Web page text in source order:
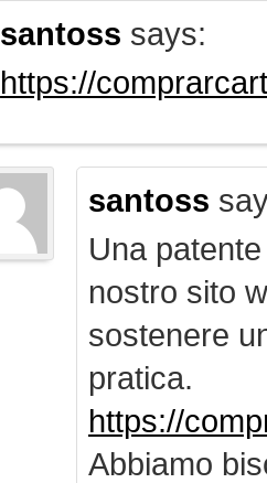
santoss says:
https://
santoss
Una
nostro sito
sostenere
pratica.
https://
Abbiamo